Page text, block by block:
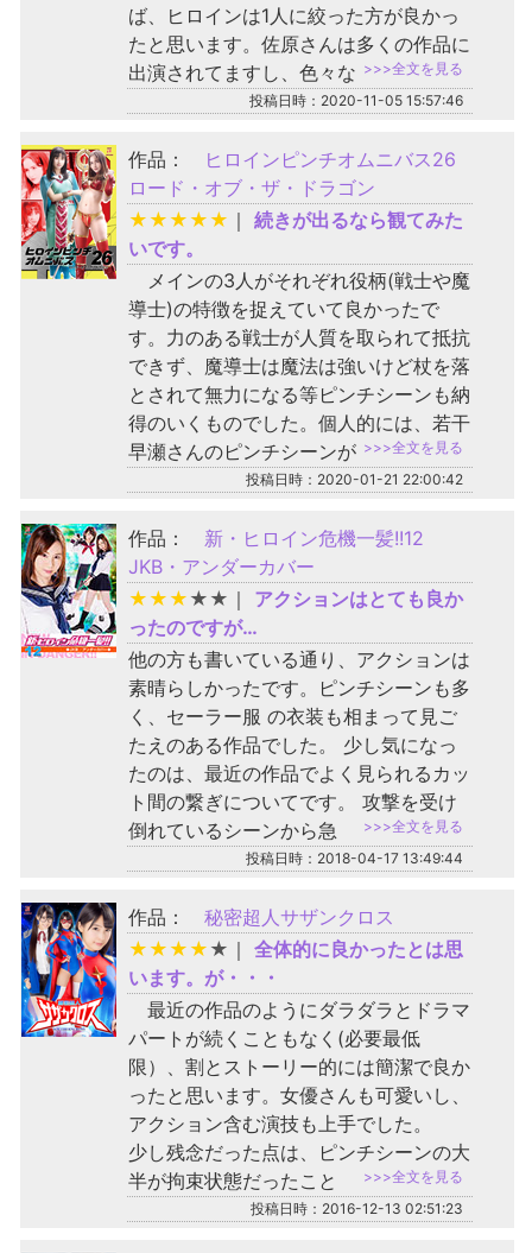
ば、ヒロインは1人に絞った方が良かっ
たと思います。佐原さんは多くの作品に
出演されてますし、色々な >>>全文を見る
投稿日時：2020-11-05 15:57:46
作品：
ヒロインピンチオムニバス26
ロード・オブ・ザ・ドラゴン
★ ★ ★ ★ ★ ｜ 続きが出るなら観てみた
いです。
メインの3人がそれぞれ役柄(戦士や魔
導士)の特徴を捉えていて良かったで
す。力のある戦士が人質を取られて抵抗
できず、魔導士は魔法は強いけど杖を落
とされて無力になる等ピンチシーンも納
得のいくものでした。個人的には、若干
早瀬さんのピンチシーンが >>>全文を見る
投稿日時：2020-01-21 22:00:42
作品： 新・ヒロイン危機一髪!!12
JKB・アンダーカバー
★ ★ ★ ★ ★ ｜ アクションはとても良か
ったのですが…
他の方も書いている通り、アクションは
素晴らしかったです。ピンチシーンも多
く、セーラー服 の衣装も相まって見ご
たえのある作品でした。 少し気になっ
たのは、最近の作品でよく見られるカッ
ト間の繋ぎについてです。 攻撃を受け
倒れているシーンから急
>>>全文を見る
投稿日時：2018-04-17 13:49:44
作品： 秘密超人サザンクロス
★ ★ ★ ★ ★ ｜ 全体的に良かったとは思
います。が・・・
最近の作品のようにダラダラとドラマ
パートが続くこともなく(必要最低
限）、割とストーリー的には簡潔で良か
ったと思います。女優さんも可愛いし、
アクション含む演技も上手でした。
少し残念だった点は、ピンチシーンの大
半が拘束状態だったこと
>>>全文を見る
投稿日時：2016-12-13 02:51:23